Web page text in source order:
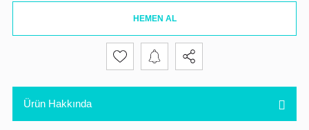
HEMEN AL
Ürün Hakkında